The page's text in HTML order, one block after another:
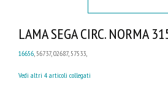
LAMA SEGA CIRC. NORMA
16656 , 56737, 02687, 57533,
Vedi altri 4 articoli collegati